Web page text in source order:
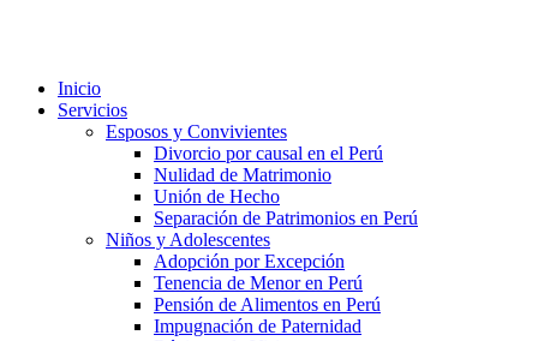
Inicio
Servicios
Esposos y Convivientes
Divorcio por causal en el Perú
Nulidad de Matrimonio
Unión de Hecho
Separación de Patrimonios en Perú
Niños y Adolescentes
Adopción por Excepción
Tenencia de Menor en Perú
Pensión de Alimentos en Perú
Impugnación de Paternidad